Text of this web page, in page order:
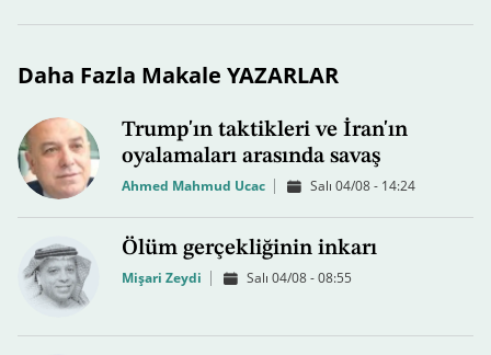
Daha Fazla Makale YAZARLAR
Trump'ın taktikleri ve İran'ın
oyalamaları arasında savaş
Ahmed Mahmud Ucac Salı 04/08 - 14:24
Ölüm gerçekliğinin inkarı
Mişari Zeydi Salı 04/08 - 08:55